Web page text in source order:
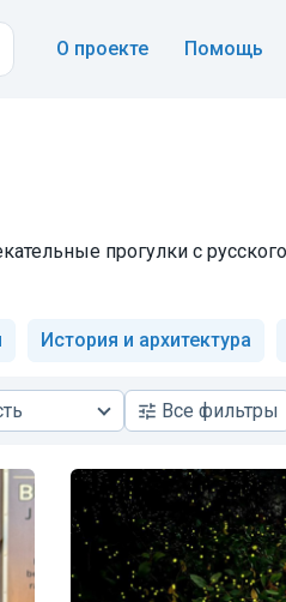
О проекте Помощь
прогулки с
История и архитектура
Все фильтры